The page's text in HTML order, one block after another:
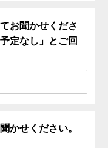
お聞かせくださ
定なし」とご回
かせください。